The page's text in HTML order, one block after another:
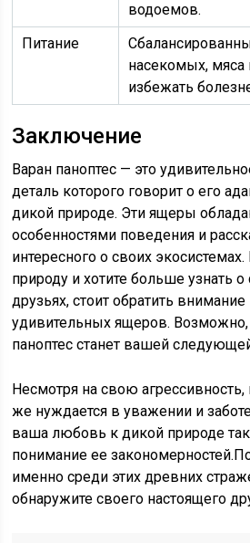
водоемов.
Питание
насекомых, мяса
избежать
Заключение
Варан паноптес — это
деталь которого говорит о его
дикой природе. Эти ящеры
особенностями поведения и
интересного о своих
природу и хотите больше узнать
друзьях, стоит обратить внимание
удивительных ящеров.
паноптес станет вашей
Несмотря на свою агрессивность,
же нуждается в уважении и
ваша любовь к дикой природе
понимание ее
именно среди этих древних
обнаружите своего настоящего